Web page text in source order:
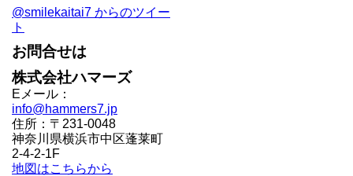
@smilekaitai7 からのツイー
ト
お問合せは
株式会社ハマーズ
Eメール：
info@hammers7.jp
住所：〒231-0048
神奈川県横浜市中区蓬莱町
2-4-2-1F
地図はこちらから